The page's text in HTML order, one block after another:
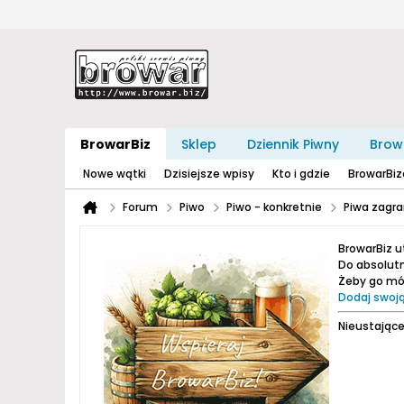
BrowarBiz Sklep Dziennik Piwny
Nowe wątki Dzisiejsze wpisy Kto i gdzie
Forum Piwo Piwo - konkretnie Piwa
BrowarBiz
Do
Żeby go
Dodaj